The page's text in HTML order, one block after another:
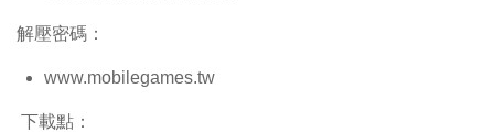
解壓密碼：
www.mobilegames.tw
下載點：